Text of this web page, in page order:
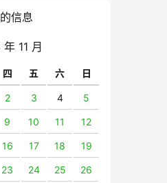
信息
11 月
四 五 六 日
2 3 4 5
9 10 11 12
16 17 18 19
23 24 25 26